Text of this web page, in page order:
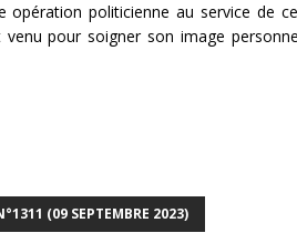
opération politicienne au service de
pour soigner son image
(09 SEPTEMBRE 2023)